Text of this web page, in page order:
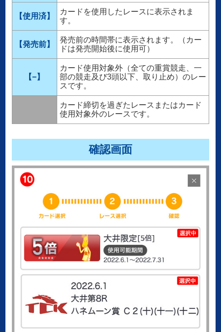
【使用済】
カードを使用したレースに表示されま
す。
【発売前】
発売前の時間帯に表示されます。（カー
ドは発売開始後に使用可）
【−】
カード使用対象外（全ての重賞競走、一
部の競走及び3頭以下、取り止め）のレー
スです。
カード締切を過ぎたレースまたはカード
使用対象外のレースです。
確認画面